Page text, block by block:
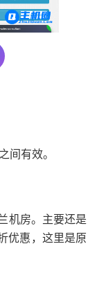
间有效。
机房。主要还是
优惠，这里是原